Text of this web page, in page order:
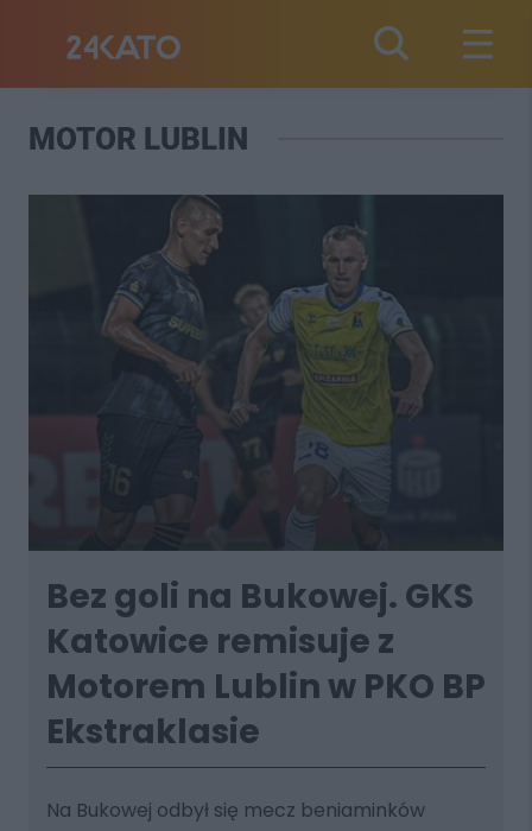
MOTOR LUBLIN
Bez goli na Bukowej. GKS
Katowice remisuje z
Motorem Lublin w PKO BP
Ekstraklasie
Na Bukowej odbył się mecz beniaminków